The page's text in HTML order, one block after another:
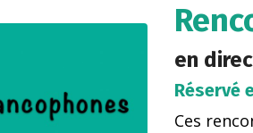
en
Réservé
Ces